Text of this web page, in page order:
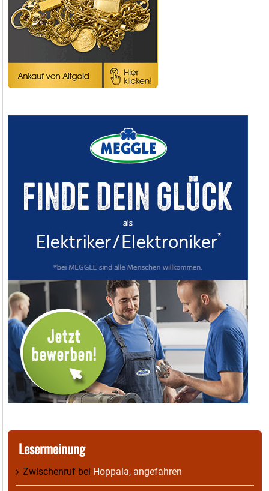
Lesermeinung
Zwischenruf bei Hoppala, angefahren